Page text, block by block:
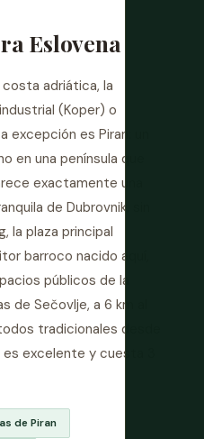
Eslovena
adriática, la
(Koper) o
es Piran: un
en una península que
exactamente una
de Dubrovnik, sin
la plaza principal
barroco nacido aquí,
públicos de la
de Sečovlje, a 6 km al
tradicionales desde
excelente y cuesta 3
de Piran